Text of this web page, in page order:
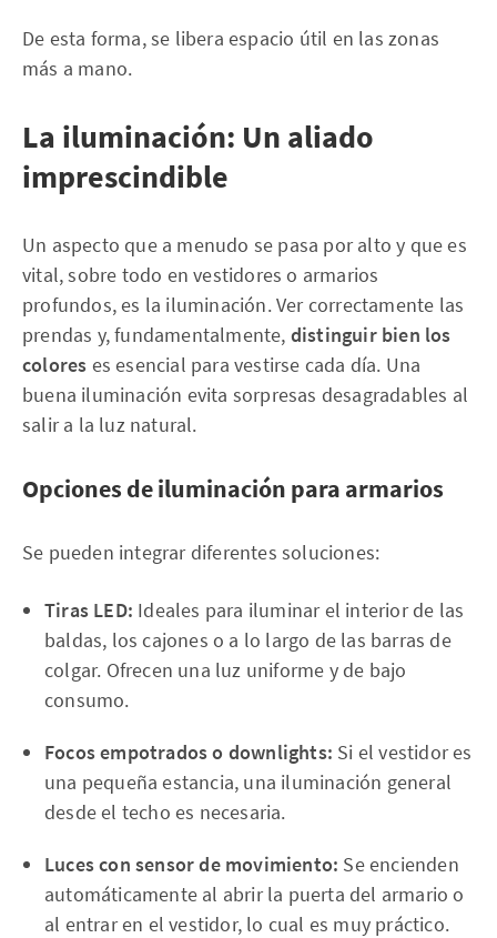
De esta forma, se libera espacio útil en las zonas
más a mano.
La iluminación: Un aliado
imprescindible
Un aspecto que a menudo se pasa por alto y que es
vital, sobre todo en vestidores o armarios
profundos, es la iluminación. Ver correctamente las
prendas y, fundamentalmente, distinguir bien los
colores es esencial para vestirse cada día. Una
buena iluminación evita sorpresas desagradables al
salir a la luz natural.
Opciones de iluminación para armarios
Se pueden integrar diferentes soluciones:
Tiras LED: Ideales para iluminar el interior de las
baldas, los cajones o a lo largo de las barras de
colgar. Ofrecen una luz uniforme y de bajo
consumo.
Focos empotrados o downlights: Si el vestidor es
una pequeña estancia, una iluminación general
desde el techo es necesaria.
Luces con sensor de movimiento: Se encienden
automáticamente al abrir la puerta del armario o
al entrar en el vestidor, lo cual es muy práctico.